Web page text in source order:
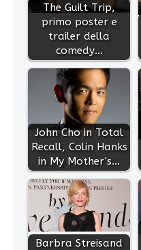
The Guilt Trip,
primo poster e
trailer della
comedy…
John Cho in Total
Recall, Colin Hanks
in My Mother's…
Barbra Streisand